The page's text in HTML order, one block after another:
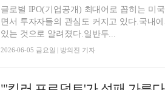
글로벌 IPO(기업공개) 최대어로 꼽히는 미
면서 투자자들의 관심도 커지고 있다.국내
있는 것으로 알려졌다.일반투...
2026-06-05 금요일 | 방의진 기자